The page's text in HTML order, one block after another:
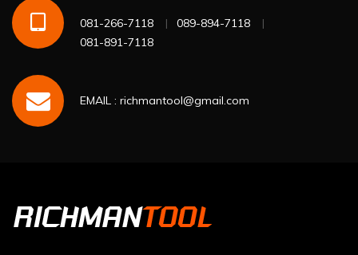
081-266-7118
089-894-7118
081-891-7118
EMAIL : richmantool@gmail.com